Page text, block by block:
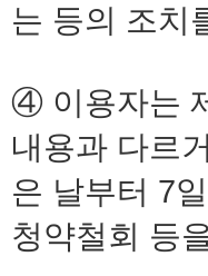
는 등의 조치
④ 이용자는
내용과 다르
은 날부터 7
청약철회 등